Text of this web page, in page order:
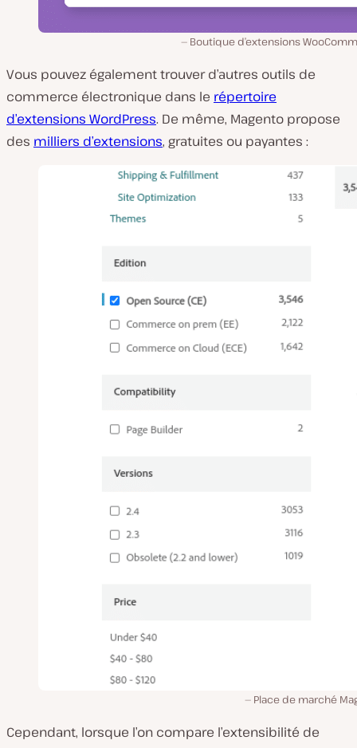
Boutique d’extensions
Vous pouvez également trouver d’autres outils de
commerce électronique dans le répertoire
d’extensions WordPress. De même, Magento propose
des milliers d’extensions, gratuites ou payantes :
Place de marché
Cependant, lorsque l’on compare l’extensibilité de